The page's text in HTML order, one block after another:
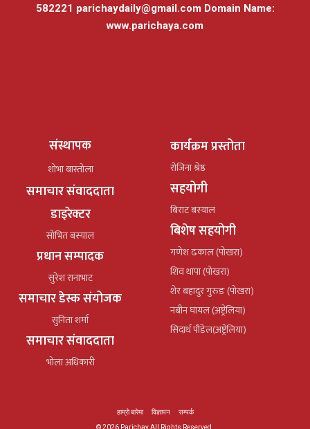
582221 parichaydaily@gmail.comDomain Name:
www.parichaya.com
संस्थापक
शोभा बास्तोला
समाचार संवाददाता
डाइरेक्टर
सोभित बस्याल
प्रधान सम्पादक
सुरेश रानाभाट
समाचार डेस्क संयोजक
सुनिता शर्मा
समाचार संवाददाता
भोला अधिकारी
कार्यक्रम प्रस्तोता
रोजिना श्रेष्ठ
सहयोगी
बिराट बस्याल
बिशेष सहयोगी
गणेश ढकाल (पोखरा)
शिव थापा (पोखरा)
शेर बहादुर गुरुङ (पोखरा)
नबीन घायल (अष्ट्रेलिया)
सिदार्थ पौडेल(अष्ट्रेलिया)
हाम्रो बारेमा विज्ञापन
सम्पर्क
© 2026 Parichay All Rights Reserved.